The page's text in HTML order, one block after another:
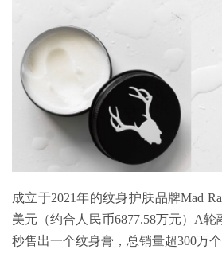
成立于2021年的纹身护肤品牌Mad
美元（约合人民币6877.58万元）A
秒售出一个纹身膏，总销量超300万个